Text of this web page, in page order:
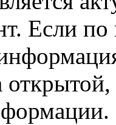
Если